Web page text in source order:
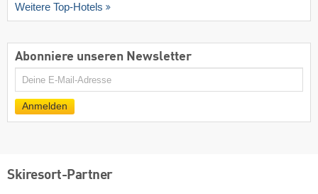
Weitere Top-Hotels
Abonniere unseren Newsletter
E-
Anmelden
Skiresort-Partner